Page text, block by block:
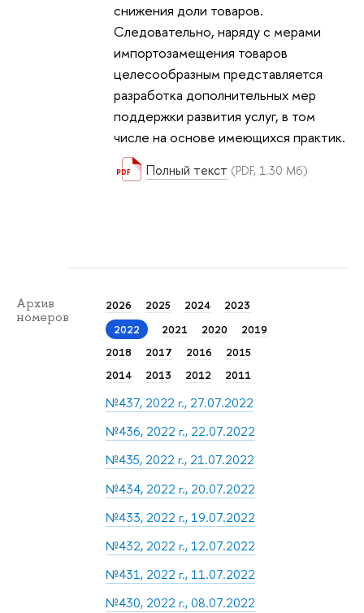
снижения доли товаров.
Следовательно, наряду с мерами
импортозамещения товаров
целесообразным представляется
разработка дополнительных мер
поддержки развития услуг, в том
числе на основе имеющихся практик.
Полный текст (PDF, 1.30 Мб)
Архив
номеров
2026 2025 2024
2023
2022
2021 2020
2019
2018
2017 2016
2015
2014
2013 2012 2011
№437, 2022 г., 27.07.2022
№436, 2022 г., 22.07.2022
№435, 2022 г., 21.07.2022
№434, 2022 г., 20.07.2022
№433, 2022 г., 19.07.2022
№432, 2022 г., 12.07.2022
№431, 2022 г., 11.07.2022
№430, 2022 г., 08.07.2022